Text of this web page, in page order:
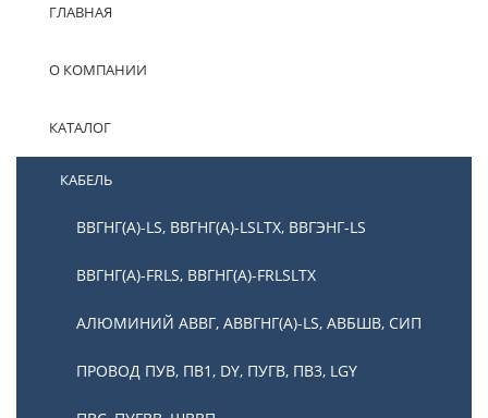
ГЛАВНАЯ
О КОМПАНИИ
КАТАЛОГ
КАБЕЛЬ
ВВГНГ(А)-LS, ВВГНГ(А)-LSLTX, ВВГЭНГ-LS
ВВГНГ(А)-FRLS, ВВГНГ(А)-FRLSLTX
АЛЮМИНИЙ АВВГ, АВВГНГ(А)-LS, АВБШВ, СИП
ПРОВОД ПУВ, ПВ1, DY, ПУГВ, ПВ3, LGY